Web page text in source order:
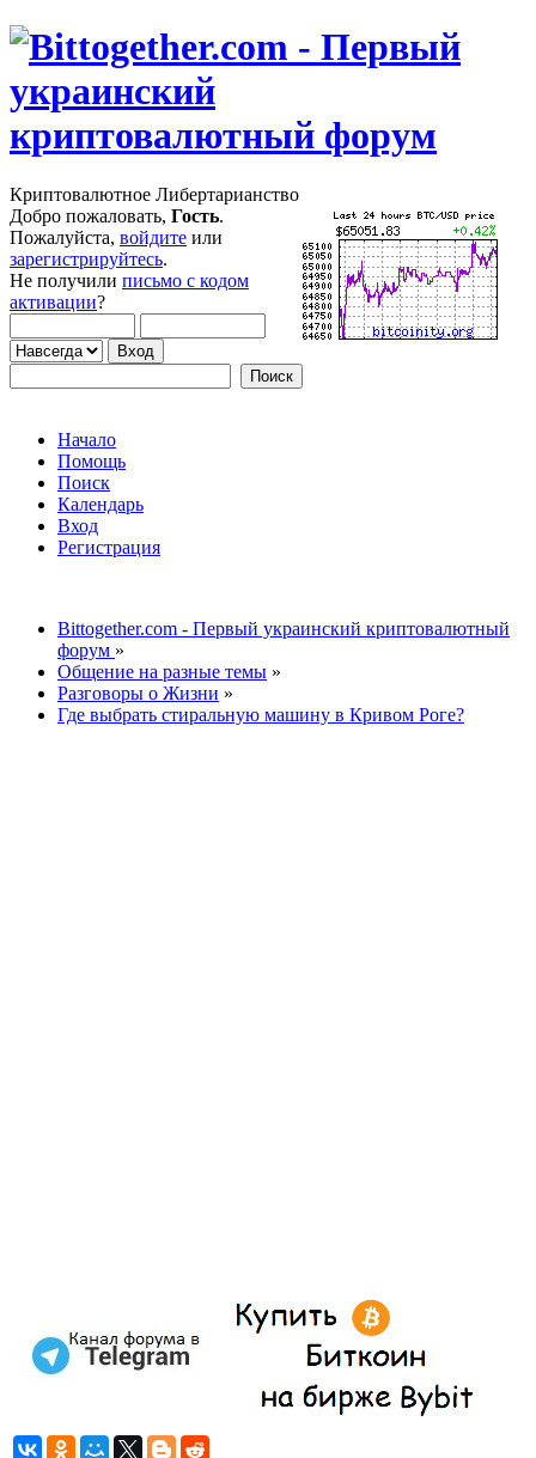
Криптовалютное Либертарианство
Добро пожаловать, Гость.
Пожалуйста, войдите или
зарегистрируйтесь.
Не получили письмо с кодом
активации?
Начало
Помощь
Поиск
Календарь
Вход
Регистрация
Bittogether.com - Первый украинский криптовалютный
форум »
Общение на разные темы »
Разговоры о Жизни »
Где выбрать стиральную машину в Кривом Роге?